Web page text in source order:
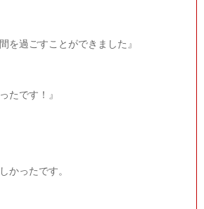
を過ごすことができました』
たです！』
かったです。